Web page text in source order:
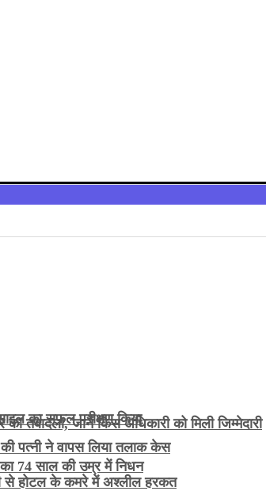
तबादला, जानें किस अधिकारी को मिली जिम्मेदारी
पत्नी ने वापस लिया तलाक केस
का सफल परीक्षण किया
से होटल के कमरे में अश्लील हरकत
74 साल की उम्र में निधन